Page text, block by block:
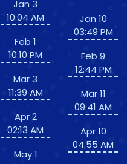
Jan 3
10:04 AM
Feb 1
10:10 PM
Mar 3
11:39 AM
Apr 2
02:13 AM
May 1
Jan 10
03:49 PM
Feb 9
12:44 PM
Mar 11
09:41 AM
Apr 10
04:55 AM